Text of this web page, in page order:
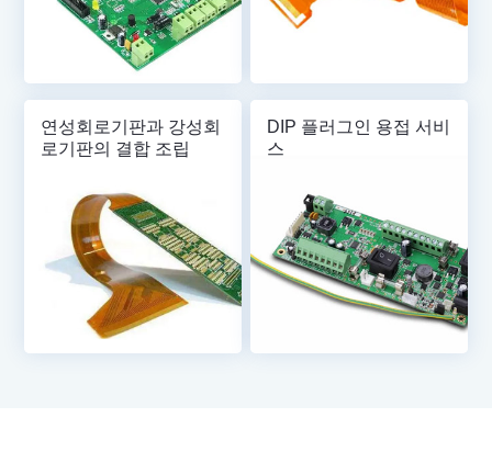
연성회로기판과 강성회
로기판의 결합 조립
DIP 플러그인 용접 서비
스